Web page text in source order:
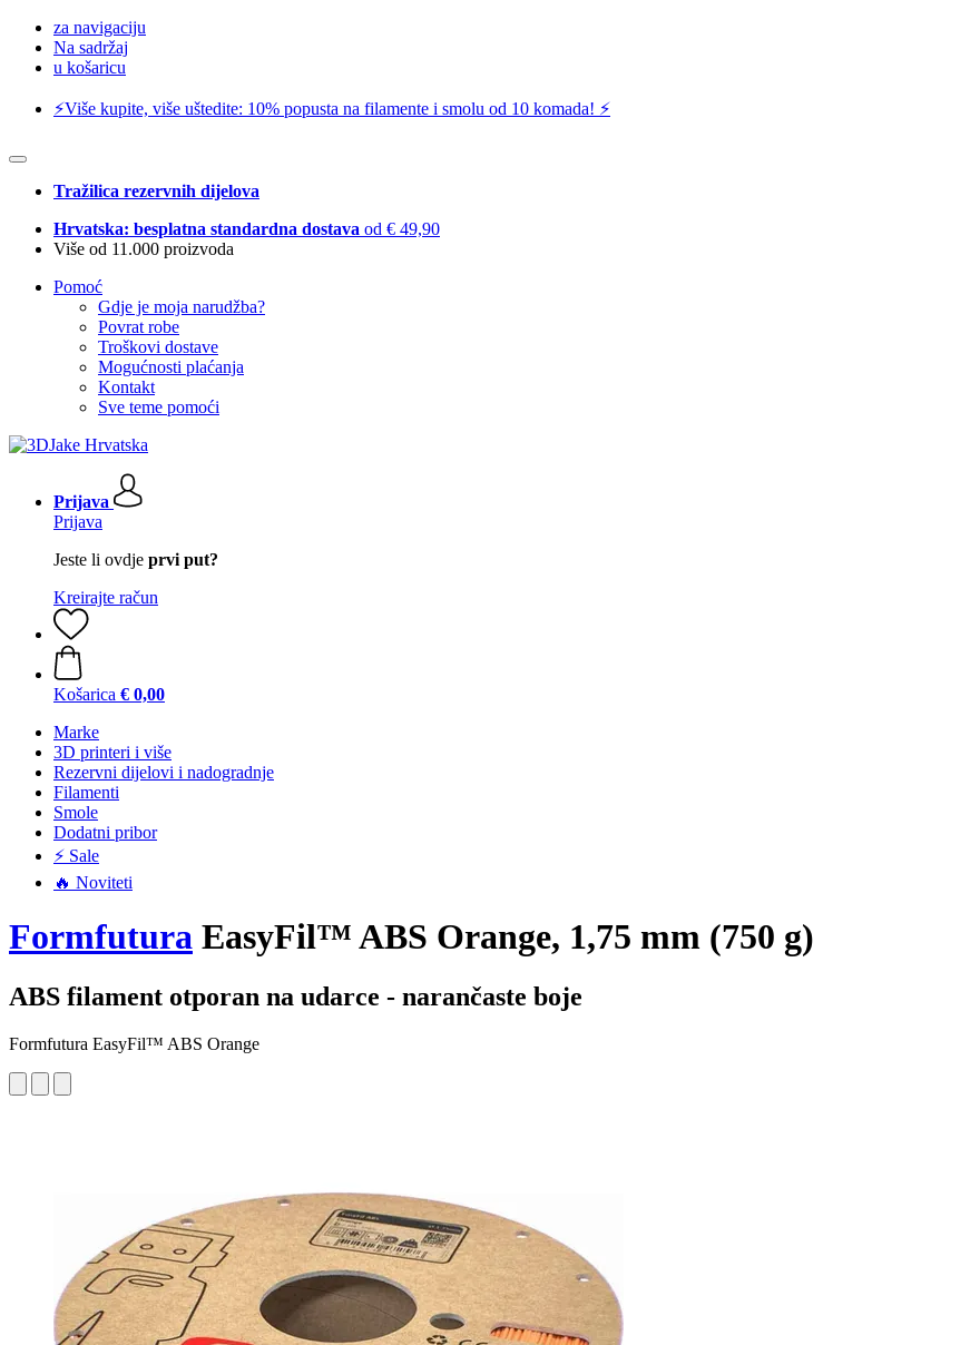
za navigaciju
Na sadržaj
u košaricu
⚡️Više kupite, više uštedite: 10% popusta na filamente i smolu od 10 komada! ⚡️
Tražilica rezervnih dijelova
Hrvatska: besplatna standardna dostava od € 49,90
Više od 11.000 proizvoda
Pomoć
Gdje je moja narudžba?
Povrat robe
Troškovi dostave
Mogućnosti plaćanja
Kontakt
Sve teme pomoći
Prijava
Prijava
Jeste li ovdje prvi put?
Kreirajte račun
Košarica € 0,00
Marke
3D printeri i više
Rezervni dijelovi i nadogradnje
Filamenti
Smole
Dodatni pribor
⚡ Sale
🔥 Noviteti
Formfutura EasyFil™ ABS Orange, 1,75 mm (750 g)
ABS filament otporan na udarce - narančaste boje
Formfutura EasyFil™ ABS Orange